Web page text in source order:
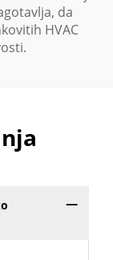
da
HVAC